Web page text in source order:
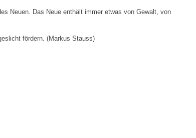
Neuen. Das Neue enthält immer etwas von Gewalt, von
fördern. (Markus Stauss)